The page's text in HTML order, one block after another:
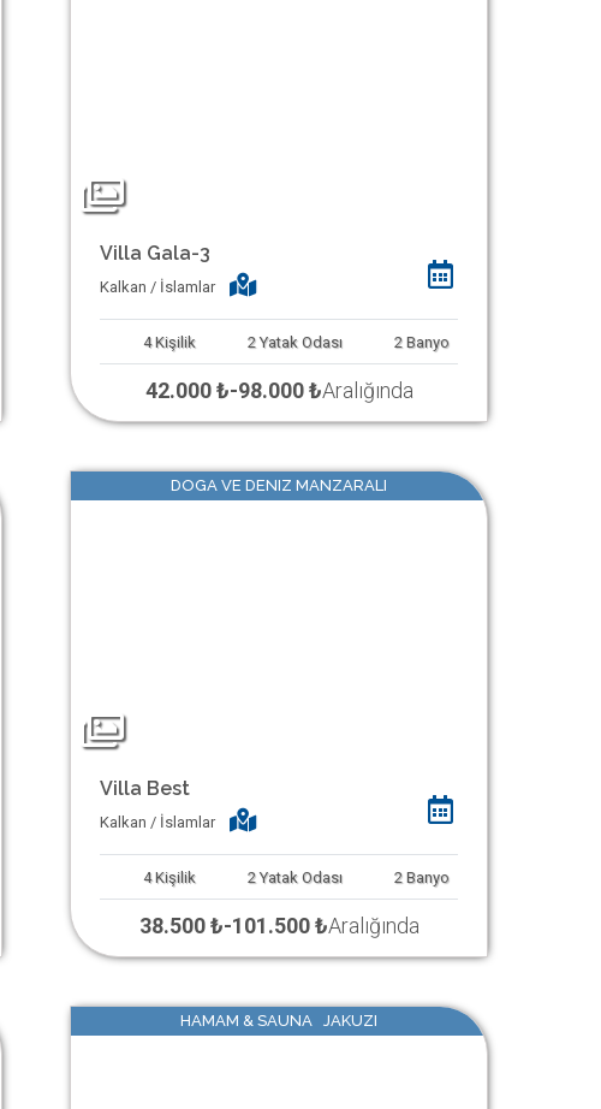
Villa Gala-3
Kalkan / İslamlar
4 Kişilik 2 Yatak Odası 2 Banyo
42.000 ₺-98.000 ₺Aralığında
DOGA VE DENIZ MANZARALI
Villa Best
Kalkan / İslamlar
4 Kişilik 2 Yatak Odası 2 Banyo
38.500 ₺-101.500 ₺Aralığında
HAMAM & SAUNA JAKUZI